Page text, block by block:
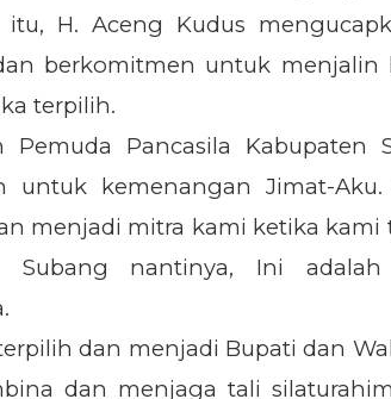
itu, H. Aceng Kudus
berkomitmen untuk menjalin
terpilih.
Pemuda Pancasila
untuk kemenangan Jimat-
menjadi mitra kami ketika
Subang nantinya, Ini
dan menjadi Bupati dan
dan menjaga tali